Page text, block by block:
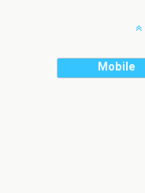
Mobile